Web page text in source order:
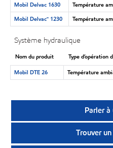
Mobil Delvac 1630
Température
Mobil Delvac🅪 1230
Température
Système hydraulique
Nom du produit
Type d’opération
Mobil DTE 26
Température
Parler
Trouver